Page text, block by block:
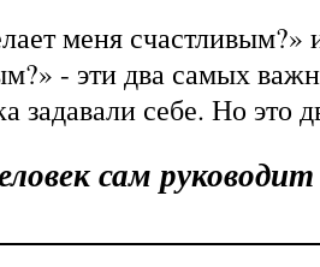
меня счастливым?»
- эти два самых
задавали себе. Но это
сам